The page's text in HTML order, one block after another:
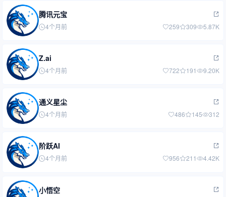
腾讯元宝
4个月前 259 309 5.87K
Z.ai
4个月前 722 191 9.20K
通义星尘
4个月前 486 145 312
阶跃AI
4个月前 956 211 4.42K
小悟空